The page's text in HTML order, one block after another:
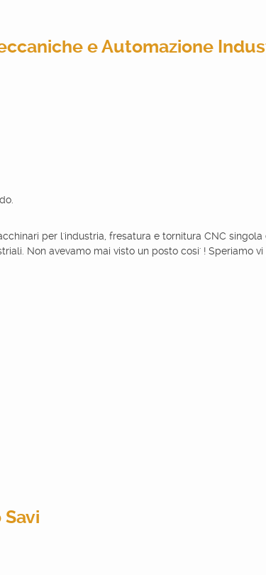
e Automazione
per l'industria, fresatura e tornitura CNC
Non avevamo mai visto un posto cosi' ! Speriamo vi